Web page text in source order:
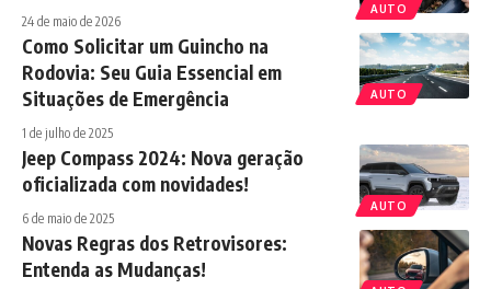
AUTO
24 de maio de 2026
AUTO
Como Solicitar um Guincho na
Rodovia: Seu Guia Essencial em
Situações de Emergência
1 de julho de 2025
AUTO
Jeep Compass 2024: Nova geração
oficializada com novidades!
6 de maio de 2025
Novas Regras dos Retrovisores:
Entenda as Mudanças!